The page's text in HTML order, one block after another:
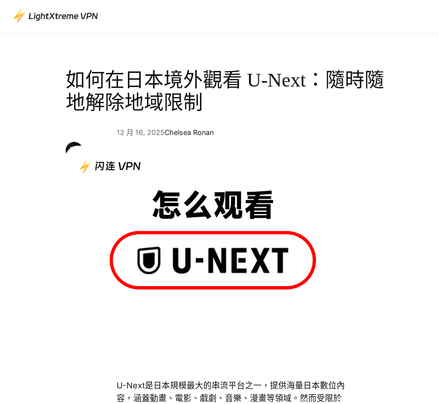
如何在日本境外觀看 U-Next：隨時隨
地解除地域限制
12 月 16, 2025Chelsea Ronan
U-Next是日本規模最大的串流平台之一，提供海量日本數位內
容，涵蓋動畫、電影、戲劇、音樂、漫畫等領域。然而受限於